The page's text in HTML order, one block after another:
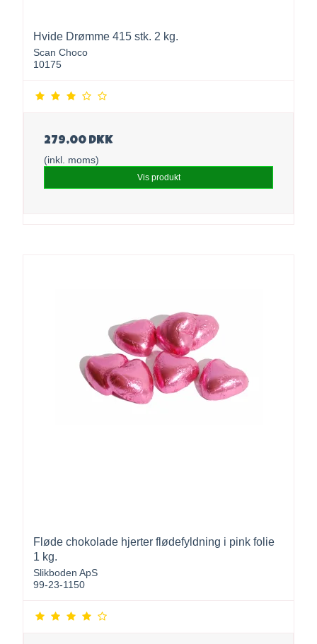
Hvide Drømme 415 stk. 2 kg.
Scan Choco
10175
279,00 DKK
(inkl. moms)
Vis produkt
Fløde chokolade hjerter flødefyldning i pink folie
1 kg.
Slikboden ApS
99-23-1150